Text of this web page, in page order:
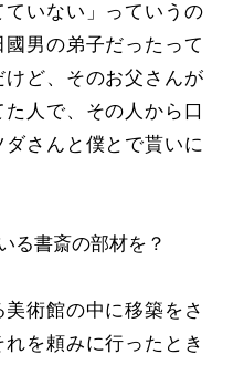
いない」っていうの
男の弟子だったって
ど、そのお父さんが
人で、その人から口
さんと僕とで貰いに
る書斎の部材を？
術館の中に移築をさ
を頼みに行ったとき